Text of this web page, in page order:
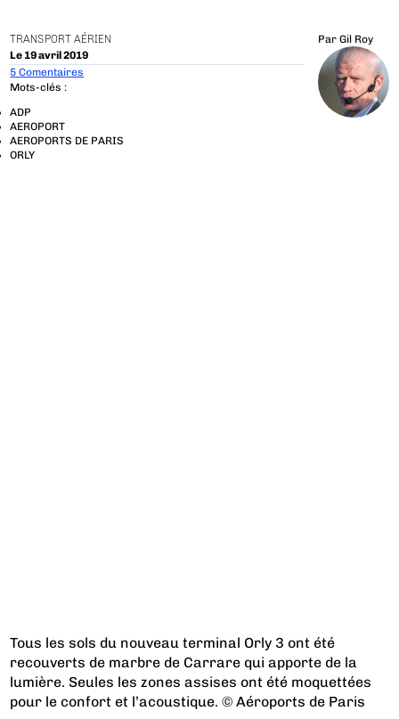
TRANSPORT AÉRIEN
Le 19 avril 2019
Par Gil Roy
5 Comentaires
Mots-clés :
ADP
AEROPORT
AEROPORTS DE PARIS
ORLY
Tous les sols du nouveau terminal Orly 3 ont été
recouverts de marbre de Carrare qui apporte de la
lumière. Seules les zones assises ont été moquettées
pour le confort et l’acoustique. © Aéroports de Paris